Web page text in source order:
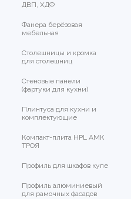
ДВП, ХДФ
Фанера берёзовая
мебельная
Столешницы и кромка
для столешниц
Стеновые панели
(фартуки для кухни)
Плинтуса для кухни и
комплектующие
Компакт-плита HPL АМК
ТРОЯ
Профиль для шкафов купе
Профиль алюминиевый
для рамочных фасадов